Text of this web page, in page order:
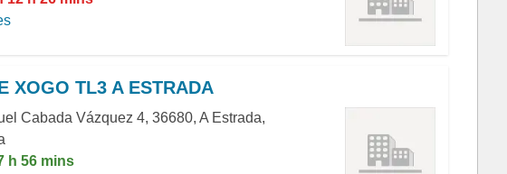
XOGO TL3 A ESTRADA
Cabada Vázquez 4, 36680, A Estrada,
h 56 mins